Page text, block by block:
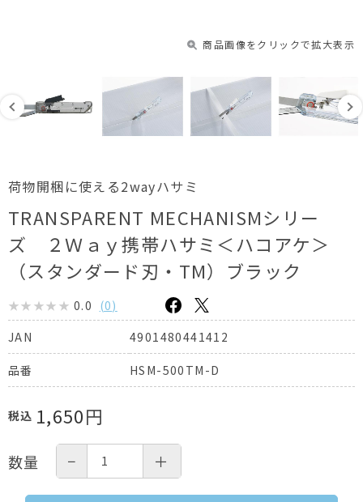
商品画像をクリックで拡大表示
荷物開梱に使える2wayハサミ
TRANSPARENT MECHANISMシリー
ズ ２Ｗａｙ携帯ハサミ＜ハコアケ＞
（スタンダード刃・TM）ブラック
0.0 (0)
JAN
4901480441412
品番 HSM-500TM-D
税込 1,650円
数量 − ＋